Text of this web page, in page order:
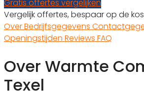
Gratis offertes vergelijken
Vergelijk offertes, bespaar op de
OverBedrijfsgegevens
Openingstijden Reviews FAQ
Over Warmte
Texel